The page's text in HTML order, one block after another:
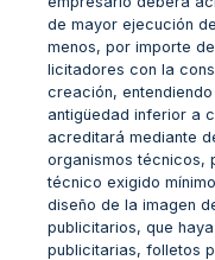
de mayor ejecución
menos, por importe
licitadores con la
creación,
antigüedad inferior a
acreditará mediante
organismos técnicos,
técnico exigido
diseño de la imagen
publicitarios, que
publicitarias, folletos